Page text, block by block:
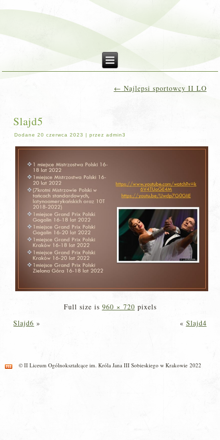
← Najlepsi sportowcy II LO
Slajd5
Dodane 20 czerwca 2023 |przez admin3
Full size is 960 × 720 pixels
Slajd6 » « Slajd4
© II Liceum Ogólnokształcące im. Króla Jana III Sobieskiego w Krakowie 2022